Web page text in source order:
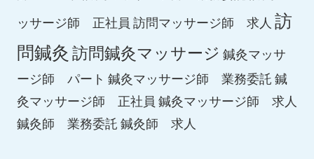
ッサージ師 正社員 訪問マッサージ師 求人 訪
問鍼灸 訪問鍼灸マッサージ 鍼灸マッサ
ージ師 パート 鍼灸マッサージ師 業務委託 鍼
灸マッサージ師 正社員 鍼灸マッサージ師 求人
鍼灸師 業務委託 鍼灸師 求人